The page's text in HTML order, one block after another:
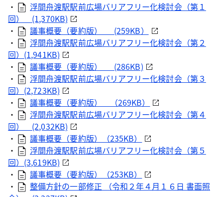
・
浮間舟渡駅駅前広場バリアフリー化検討会（第１
回） (1,370KB)
・
議事概要（要約版） (259KB）
・
浮間舟渡駅駅前広場バリアフリー化検討会（第２
回）(1,941KB)
・
議事概要（要約版） (286KB)
・
浮間舟渡駅駅前広場バリアフリー化検討会（第３
回）(2,723KB)
・
議事概要（要約版） （269KB）
・
浮間舟渡駅駅前広場バリアフリー化検討会（第４
回） (2,032KB)
・
議事概要（要約版）（235KB）
・
浮間舟渡駅駅前広場バリアフリー化検討会（第５
回）(3,619KB)
・
議事概要（要約版）（253KB）
・
整備方針の一部修正 （令和２年４月１６日 書面照